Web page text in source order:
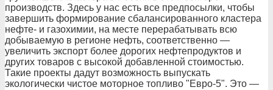
производств. Здесь у нас есть все предпосылки, чтобы
завершить формирование сбалансированного кластера
нефте- и газохимии, на месте перерабатывать всю
добываемую в регионе нефть, соответственно —
увеличить экспорт более дорогих нефтепродуктов и
других товаров с высокой добавленной стоимостью.
Такие проекты дадут возможность выпускать
экологически чистое моторное топливо "Евро-5". Это —